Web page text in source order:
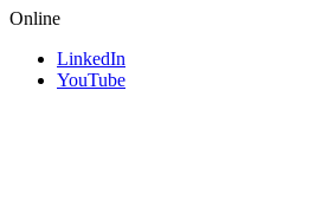
Online
LinkedIn
YouTube